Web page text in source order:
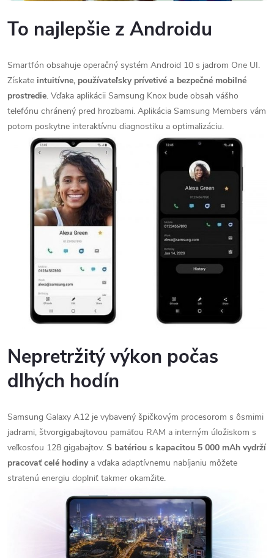
To najlepšie z Androidu
Smartfón obsahuje operačný systém Android 10 s jadrom One UI.
Získate intuitívne, používateľsky prívetivé a bezpečné mobilné
prostredie. Vďaka aplikácii Samsung Knox bude obsah vášho
telefónu chránený pred hrozbami. Aplikácia Samsung Members vám
potom poskytne interaktívnu diagnostiku a optimalizáciu.
Nepretržitý výkon počas
dlhých hodín
Samsung Galaxy A12 je vybavený špičkovým procesorom s ôsmimi
jadrami, štvorgigabajtovou pamäťou RAM a interným úložiskom s
veľkosťou 128 gigabajtov. S batériou s kapacitou 5 000 mAh vydrží
pracovať celé hodiny a vďaka adaptívnemu nabíjaniu môžete
stratenú energiu doplniť takmer okamžite.
Send
Powered by chaterimo